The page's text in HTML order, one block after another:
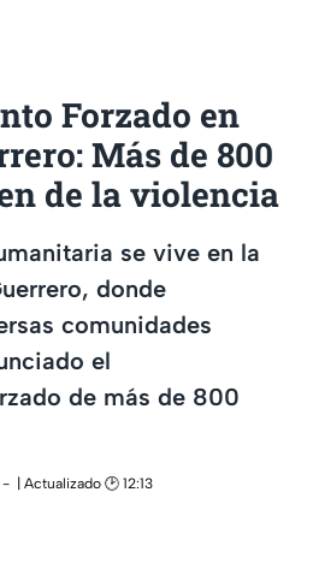
Forzado en
Más de 800
de la violencia
se vive en la
donde
comunidades
el
de más de 800
| Actualizado 🕑 12:13